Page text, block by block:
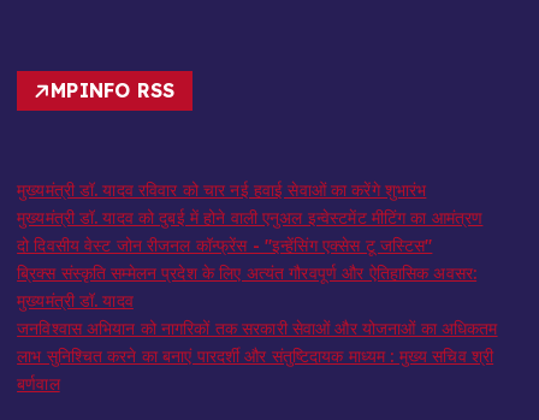
MPINFO RSS
मुख्यमंत्री डॉ. यादव रविवार को चार नई हवाई सेवाओं का करेंगे शुभारंभ
मुख्यमंत्री डॉ. यादव को दुबई में होने वाली एनुअल इन्वेस्टमेंट मीटिंग का आमंत्रण
दो दिवसीय वेस्ट जोन रीजनल कॉन्फ्रेंस - "इन्हेंसिंग एक्सेस टू जस्टिस"
ब्रिक्स संस्कृति सम्मेलन प्रदेश के लिए अत्यंत गौरवपूर्ण और ऐतिहासिक अवसर:
मुख्यमंत्री डॉ. यादव
जनविश्वास अभियान को नागरिकों तक सरकारी सेवाओं और योजनाओं का अधिकतम
लाभ सुनिश्चित करने का बनाएं पारदर्शी और संतुष्टिदायक माध्यम : मुख्य सचिव श्री
बर्णवाल